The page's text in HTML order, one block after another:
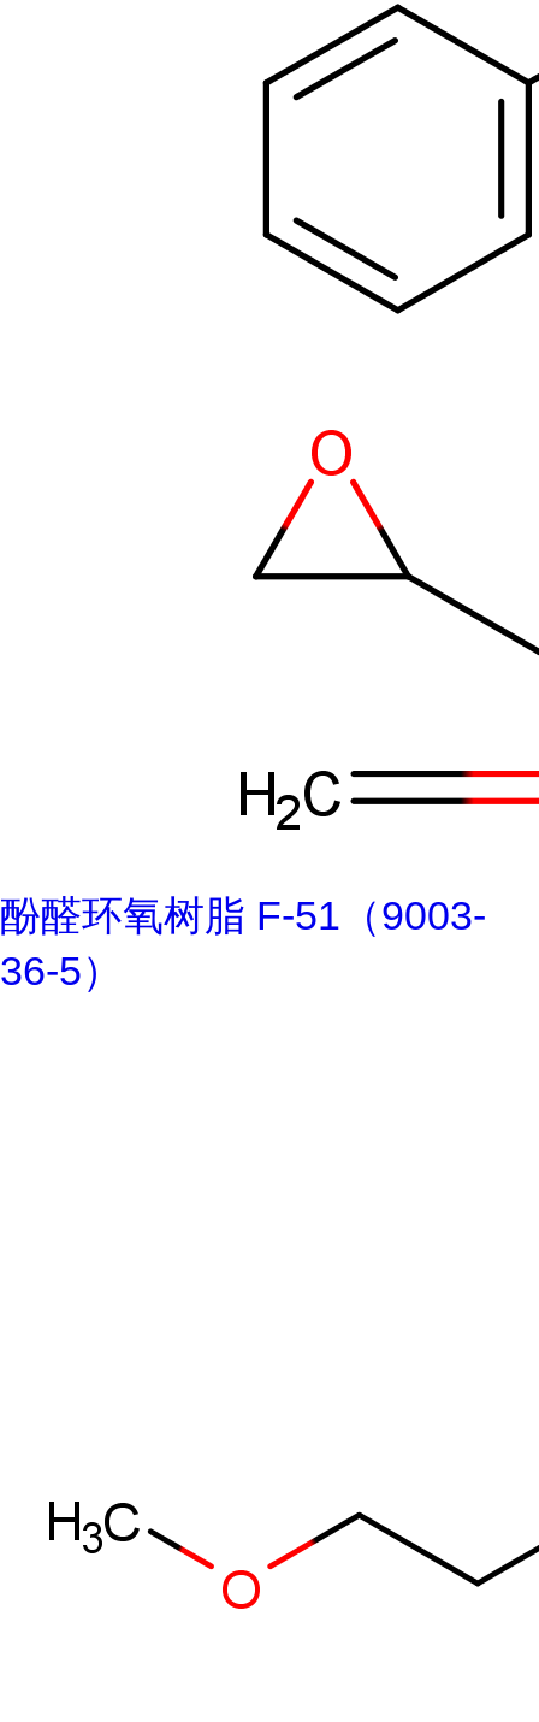
酚醛环氧树脂 F-51（9003-
36-5）